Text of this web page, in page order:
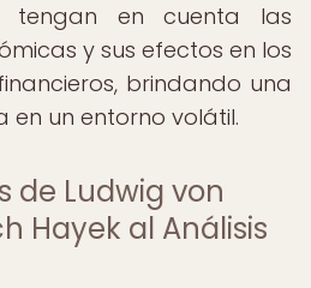
tengan en cuenta las
y sus efectos en los
brindando una
un entorno volátil.
de Ludwig von
Hayek al Análisis